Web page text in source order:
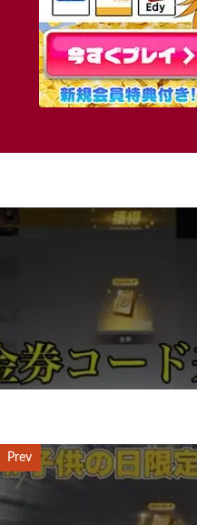
Prev